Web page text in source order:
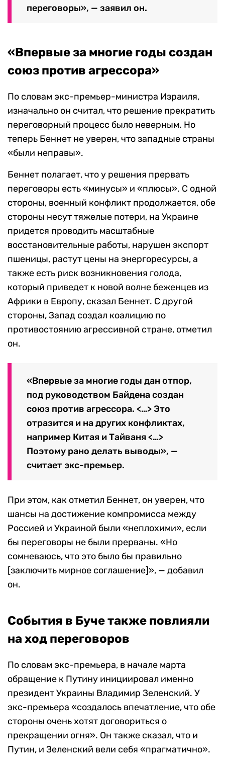
переговоры», — заявил он.
«Впервые за многие годы создан
союз против агрессора»
По словам экс-премьер-министра Израиля,
изначально он считал, что решение прекратить
переговорный процесс было неверным. Но
теперь Беннет не уверен, что западные страны
«были неправы».
Беннет полагает, что у решения прервать
переговоры есть «минусы» и «плюсы». С одной
стороны, военный конфликт продолжается, обе
стороны несут тяжелые потери, на Украине
придется проводить масштабные
восстановительные работы, нарушен экспорт
пшеницы, растут цены на энергоресурсы, а
также есть риск возникновения голода,
который приведет к новой волне беженцев из
Африки в Европу, сказал Беннет. С другой
стороны, Запад создал коалицию по
противостоянию агрессивной стране, отметил
он.
«Впервые за многие годы дан отпор,
под руководством Байдена создан
союз против агрессора. <…> Это
отразится и на других конфликтах,
например Китая и Тайваня <…>
Поэтому рано делать выводы», —
считает экс-премьер.
При этом, как отметил Беннет, он уверен, что
шансы на достижение компромисса между
Россией и Украиной были «неплохими», если
бы переговоры не были прерваны. «Но
сомневаюсь, что это было бы правильно
[заключить мирное соглашение]», — добавил
он.
События в Буче также повлияли
на ход переговоров
По словам экс-премьера, в начале марта
обращение к Путину инициировал именно
президент Украины Владимир Зеленский. У
экс-премьера «создалось впечатление, что обе
стороны очень хотят договориться о
прекращении огня». Он также сказал, что и
Путин, и Зеленский вели себя «прагматично».